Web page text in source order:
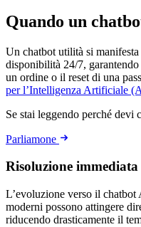
Quando un
Un chatbot utilità si
disponibilità 24/7,
un ordine o il reset di una
per l’Intelligenza Artificiale
Se stai leggendo perché devi
Parliamone
Risoluzione
L’evoluzione verso il
moderni possono attingere
riducendo drasticamente il